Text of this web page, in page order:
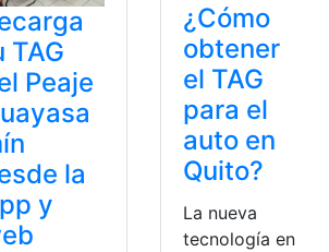
TAG
Peaje
la
y
¿Cómo
obtener
el TAG
para el
auto en
Quito?
La nueva
tecnología en